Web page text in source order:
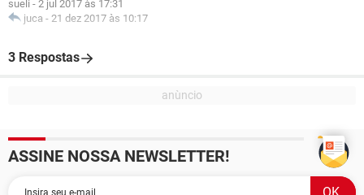
sueli - 2 jul 2017 às 17:31
juca - 21 dez 2017 às 10:17
3 Respostas
ASSINE NOSSA NEWSLETTER!